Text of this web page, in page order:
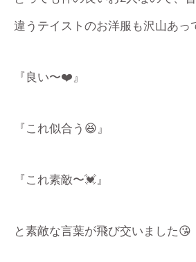
違うテイストのお洋服も沢山あっ
『良い〜❤️』
『これ似合う😆』
『これ素敵〜💓』
と素敵な言葉が飛び交いました😘